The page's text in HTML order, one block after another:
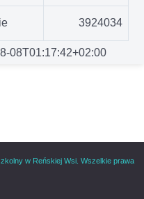
3924034
w Reńskiej Wsi. Wszelkie prawa